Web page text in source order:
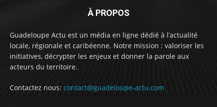
À PROPOS
Guadeloupe Actu est un média en ligne dédié à l’actualité
locale, régionale et caribéenne. Notre mission : valoriser les
initiatives, décrypter les enjeux et donner la parole aux
acteurs du territoire.
Contactez nous: contact@guadeloupe-actu.com